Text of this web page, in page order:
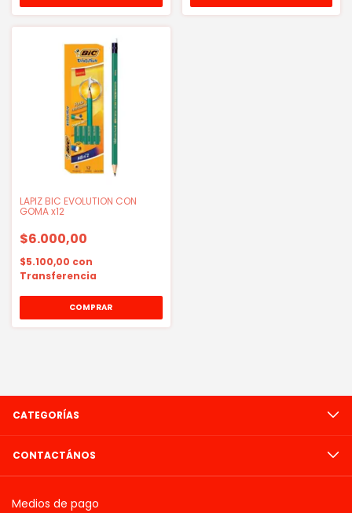
LAPIZ BIC EVOLUTION CON
GOMA x12
$6.000,00
$5.100,00 con
Transferencia
CATEGORÍAS
CONTACTÁNOS
Medios de pago